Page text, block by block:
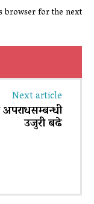
browser for the next
Next article
उजुरी बढे